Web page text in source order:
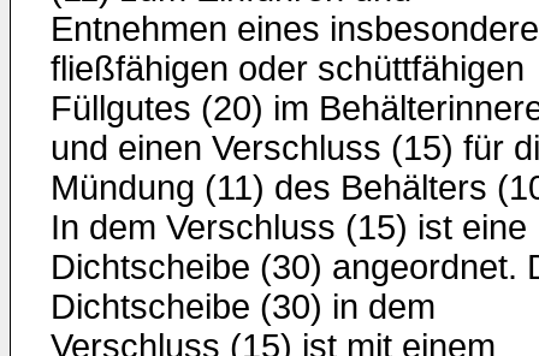
Entnehmen eines insbesondere
fließfähigen oder schüttfähigen
Füllgutes (20) im
und einen Verschluss (15) für
Mündung (11) des Behälters
In dem Verschluss (15) ist eine
Dichtscheibe (30) angeordnet.
Dichtscheibe (30) in dem
Verschluss (15) ist mit einem